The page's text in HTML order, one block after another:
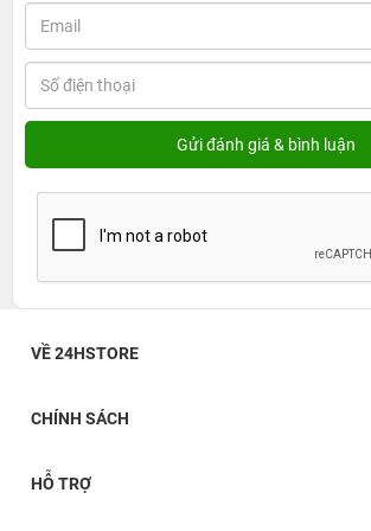
Thay đổi về kích thước trên màn hình
iPad Air 10.5 Wifi năm nay sở hữu
mang đến trải nghiệm giải trí và làm
các thế hệ trước. Kích thước màn hình
tính năng chia đôi màn hình của Apple
Màn hình có độ phân giải 1668 x 2224
sắc chính xác và sống động, độ chi tiết
khả năng hiển thị ngoài trời tốt hơn so
VỀ 24HSTORE
CHÍNH SÁCH
HỖ TRỢ